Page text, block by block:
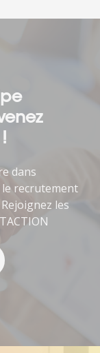
dans
le recrutement
les